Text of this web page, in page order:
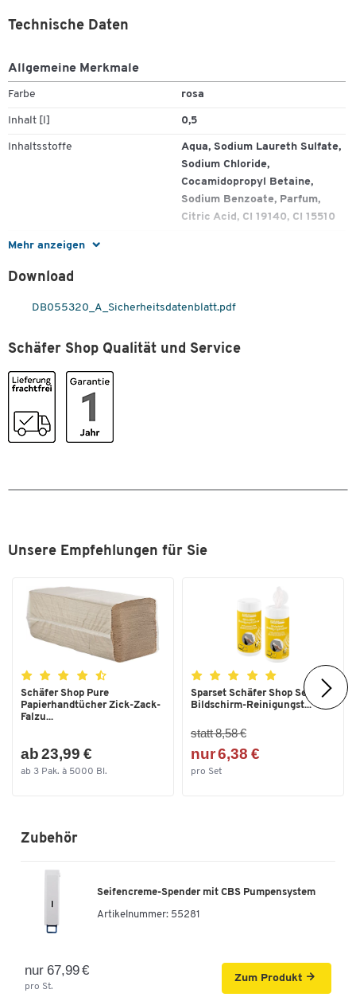
Mehr anzeigen
Technische Daten
Allgemeine Merkmale
Farbe rosa
Inhalt [l] 0,5
Inhaltsstoffe
Aqua, Sodium Laureth Sulfate,
Sodium Chloride,
Cocamidopropyl Betaine,
Sodium Benzoate, Parfum,
Citric Acid, CI 19140, CI 15510
Parfümiert
PH-Wert
Download
DB055320_A_Sicherheitsdatenblatt.pdf
Schäfer Shop Qualität und Service
Unsere Empfehlungen für Sie
Schäfer Shop Pure
Papierhandtücher Zick-Zack-
Falzu...
ab 23,99 €
ab 3 Pak. à 5000 Bl.
Sparset Schäfer Shop Select
Bildschirm-Reinigungst...
statt 8,58 €
nur 6,38 €
pro Set
Zubehör
Seifencreme-Spender mit CBS Pumpensystem
Artikelnummer: 55281
nur 67,99 €
pro St.
Zum Produkt